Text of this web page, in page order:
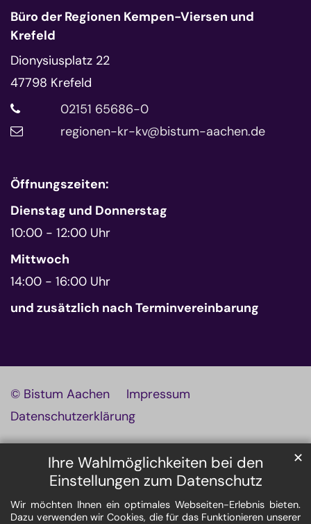
Ihre Wahlmöglichkeiten bei den
Einstellungen zum Datenschutz
Wir möchten Ihnen ein optimales Webseiten-Erlebnis bieten.
Dazu verwenden wir Cookies, die für das Funktionieren unserer
✕
Büro der Regionen Kempen-Viersen und
Krefeld
Dionysiusplatz 22
47798 Krefeld
02151 65686-0
regionen-kr-kv@bistum-aachen.de
Öffnungszeiten:
Dienstag und Donnerstag
10:00 - 12:00 Uhr
Mittwoch
14:00 - 16:00 Uhr
und zusätzlich nach Terminvereinbarung
© Bistum Aachen
Impressum
Datenschutzerklärung